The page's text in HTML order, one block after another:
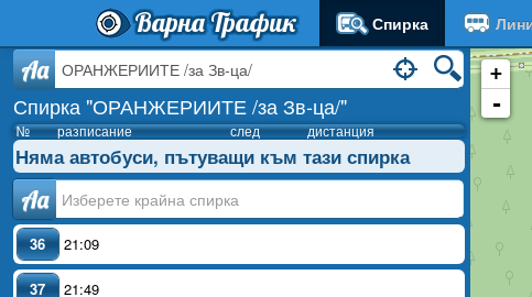
Варна Трафик Спирка
Aa
Спирка "ОРАНЖЕРИИТЕ /за Зв-ца/"
№ разписание след дистанция
Няма автобуси, пътуващи към тази спирка
Аа
36 21:09
37 21:49
+
-